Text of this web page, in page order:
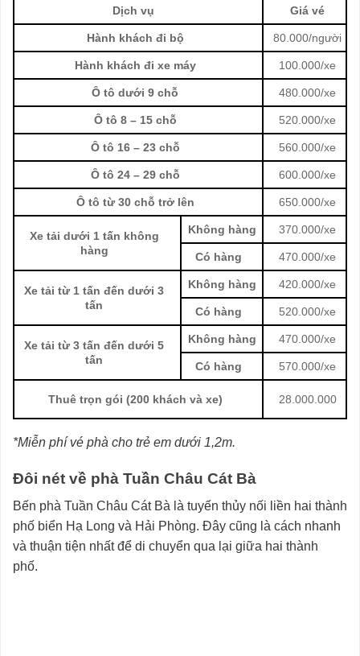
Dịch vụ Giá vé
Hành khách đi bộ 80.000/người
Hành khách đi xe máy 100.000/xe
Ô tô dưới 9 chỗ 480.000/xe
Ô tô 8 – 15 chỗ 520.000/xe
Ô tô 16 – 23 chỗ 560.000/xe
Ô tô 24 – 29 chỗ 600.000/xe
Ô tô từ 30 chỗ trở lên 650.000/xe
Xe tải dưới 1 tấn không
hàng
Không hàng 370.000/xe
Có hàng 470.000/xe
Xe tải từ 1 tấn đến dưới 3
tấn
Không hàng 420.000/xe
Có hàng 520.000/xe
Xe tải từ 3 tấn đến dưới 5
tấn
Không hàng 470.000/xe
Có hàng 570.000/xe
Thuê trọn gói (200 khách và xe) 28.000.000
*Miễn phí vé phà cho trẻ em dưới 1,2m.
Đôi nét về phà Tuần Châu Cát Bà
Bến phà Tuần Châu Cát Bà là tuyến thủy nối liền hai thành
phố biển Hạ Long và Hải Phòng. Đây cũng là cách nhanh
và thuận tiện nhất để di chuyển qua lại giữa hai thành
phố.